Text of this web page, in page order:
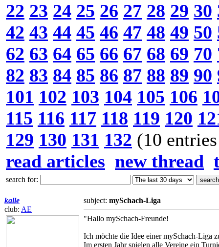
22 23 24 25 26 27 28 29 30
42 43 44 45 46 47 48 49 50
62 63 64 65 66 67 68 69 70
82 83 84 85 86 87 88 89 90
101 102 103 104 105 106
115 116 117 118 119 120
129 130 131 132 (10
read articles new thread
search for:
kalle
club: AE
subject: mySchach-Liga
"Hallo mySchach-Freunde!
Ich möchte die Idee einer mySchach-Liga
Im ersten Jahr spielen alle Vereine ein